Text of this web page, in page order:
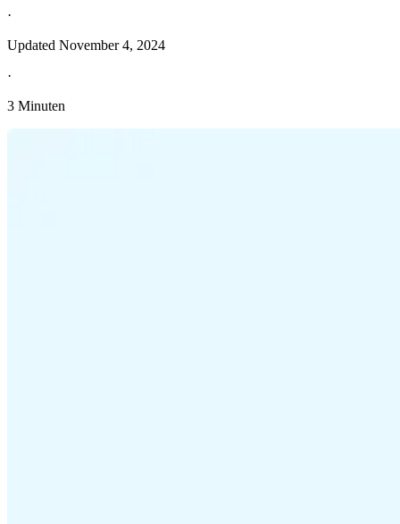
·
Updated November 4, 2024
·
3 Minuten